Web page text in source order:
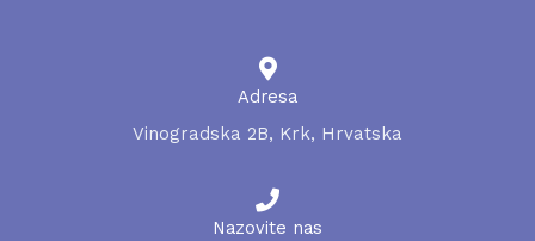
Adresa
Vinogradska 2B, Krk, Hrvatska
Nazovite nas